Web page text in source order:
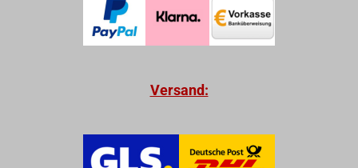
Versand: